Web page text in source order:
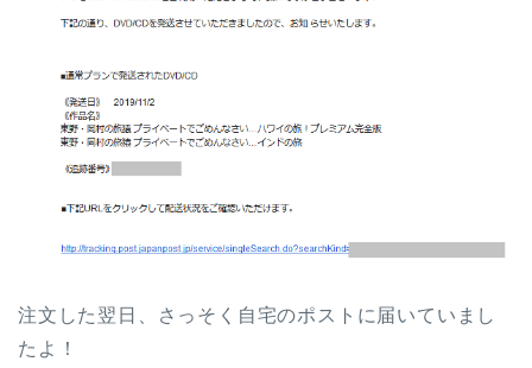
注文した翌日、さっそく自宅のポストに届いていまし
たよ！